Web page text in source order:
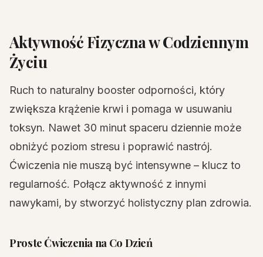
Aktywność Fizyczna w Codziennym
Życiu
Ruch to naturalny booster odporności, który
zwiększa krążenie krwi i pomaga w usuwaniu
toksyn. Nawet 30 minut spaceru dziennie może
obniżyć poziom stresu i poprawić nastrój.
Ćwiczenia nie muszą być intensywne – klucz to
regularność. Połącz aktywność z innymi
nawykami, by stworzyć holistyczny plan zdrowia.
Proste Ćwiczenia na Co Dzień